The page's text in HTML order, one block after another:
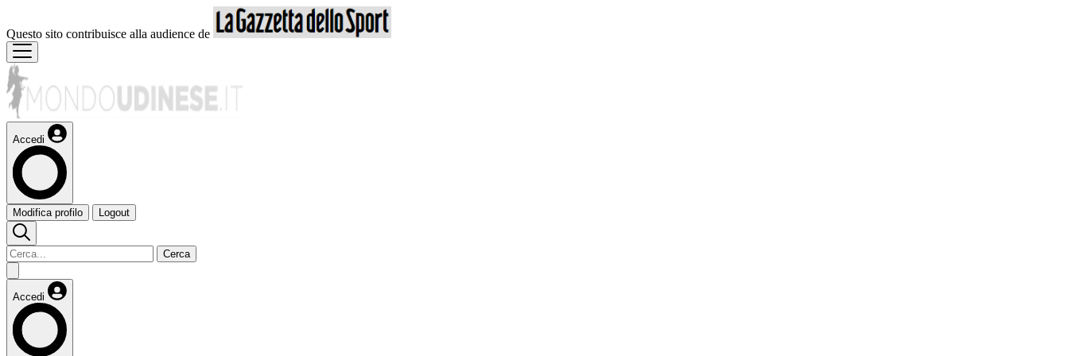
Questo sito contribuisce alla audience de
Accedi
Modifica profilo Logout
Cerca
Accedi